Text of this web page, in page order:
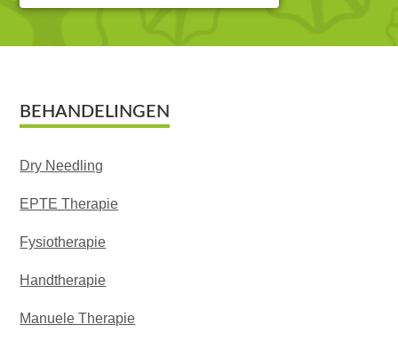
Footer
BEHANDELINGEN
Dry Needling
EPTE Therapie
Fysiotherapie
Handtherapie
Manuele Therapie